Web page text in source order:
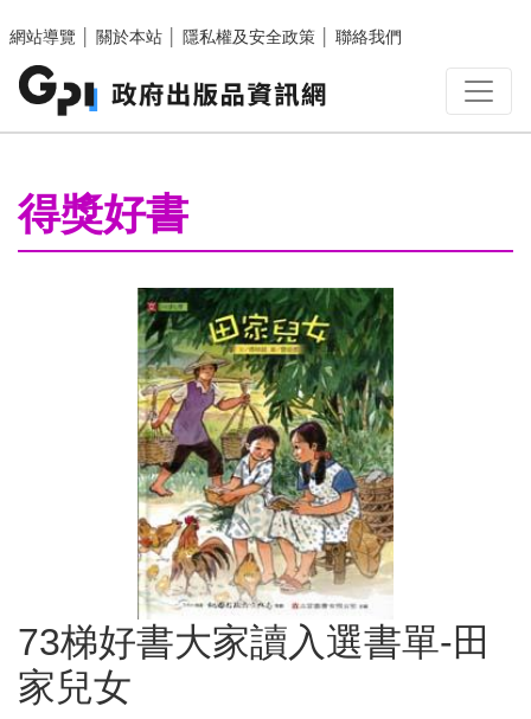
網站導覽
關於本站 隱私權及安全政策 聯絡我們
:::
得獎好書
73梯好書大家讀入選書單-田
家兒女